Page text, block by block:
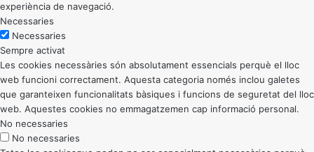
experiència de navegació.
Necessaries
Necessaries
Sempre activat
Les cookies necessàries són absolutament essencials perquè el lloc
web funcioni correctament. Aquesta categoria només inclou galetes
que garanteixen funcionalitats bàsiques i funcions de seguretat del lloc
web. Aquestes cookies no emmagatzemen cap informació personal.
No necessaries
No necessaries